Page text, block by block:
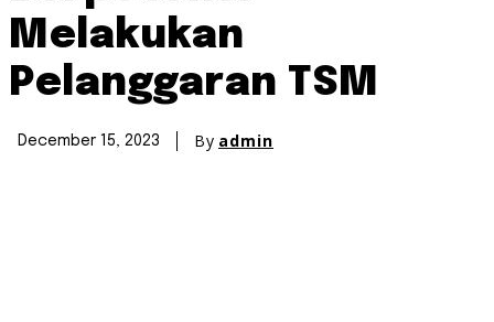
Melakukan
Pelanggaran TSM
December 15, 2023 By admin